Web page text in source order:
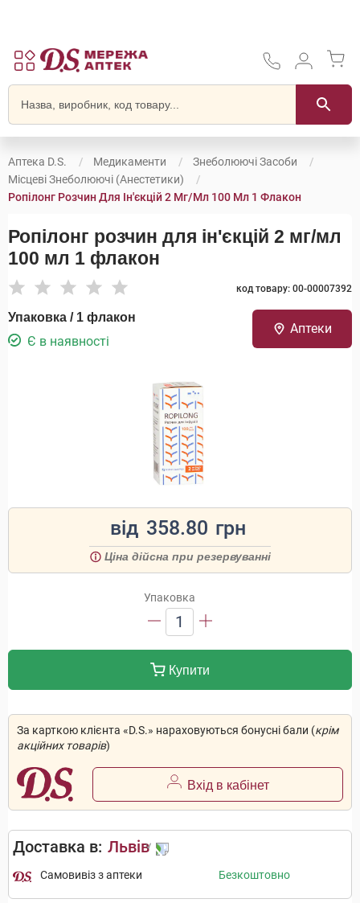
Аптека D.S. Медикаменти
Знеболюючі Засоби
Місцеві Знеболюючі (анестетики)
Ропілонг Розчин Для Ін'єкцій 2 Мг/мл 100 Мл 1 Флакон
Ропілонг розчин для ін'єкцій 2 мг/мл
100 мл 1 флакон
код товару: 00-00007392
Упаковка / 1 флакон
Є в наявності
Аптеки
від 358.80 грн
Ціна дійсна при резервуванні
Упаковка
1
Купити
За карткою клієнта «D.S.» нараховуються бонусні бали (крім
акційних товарів)
Вхід в кабінет
Доставка в: Львів
Самовивіз з аптеки Безкоштовно